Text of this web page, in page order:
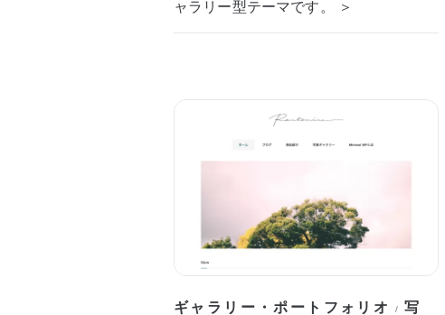
ャラリー型テーマです。 ＞
ギャラリー・ポートフォリオ /写